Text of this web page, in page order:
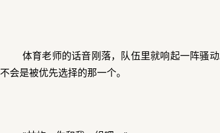
体育老师的话音刚落，队伍里就响起一阵骚
不会是被优先选择的那一个。